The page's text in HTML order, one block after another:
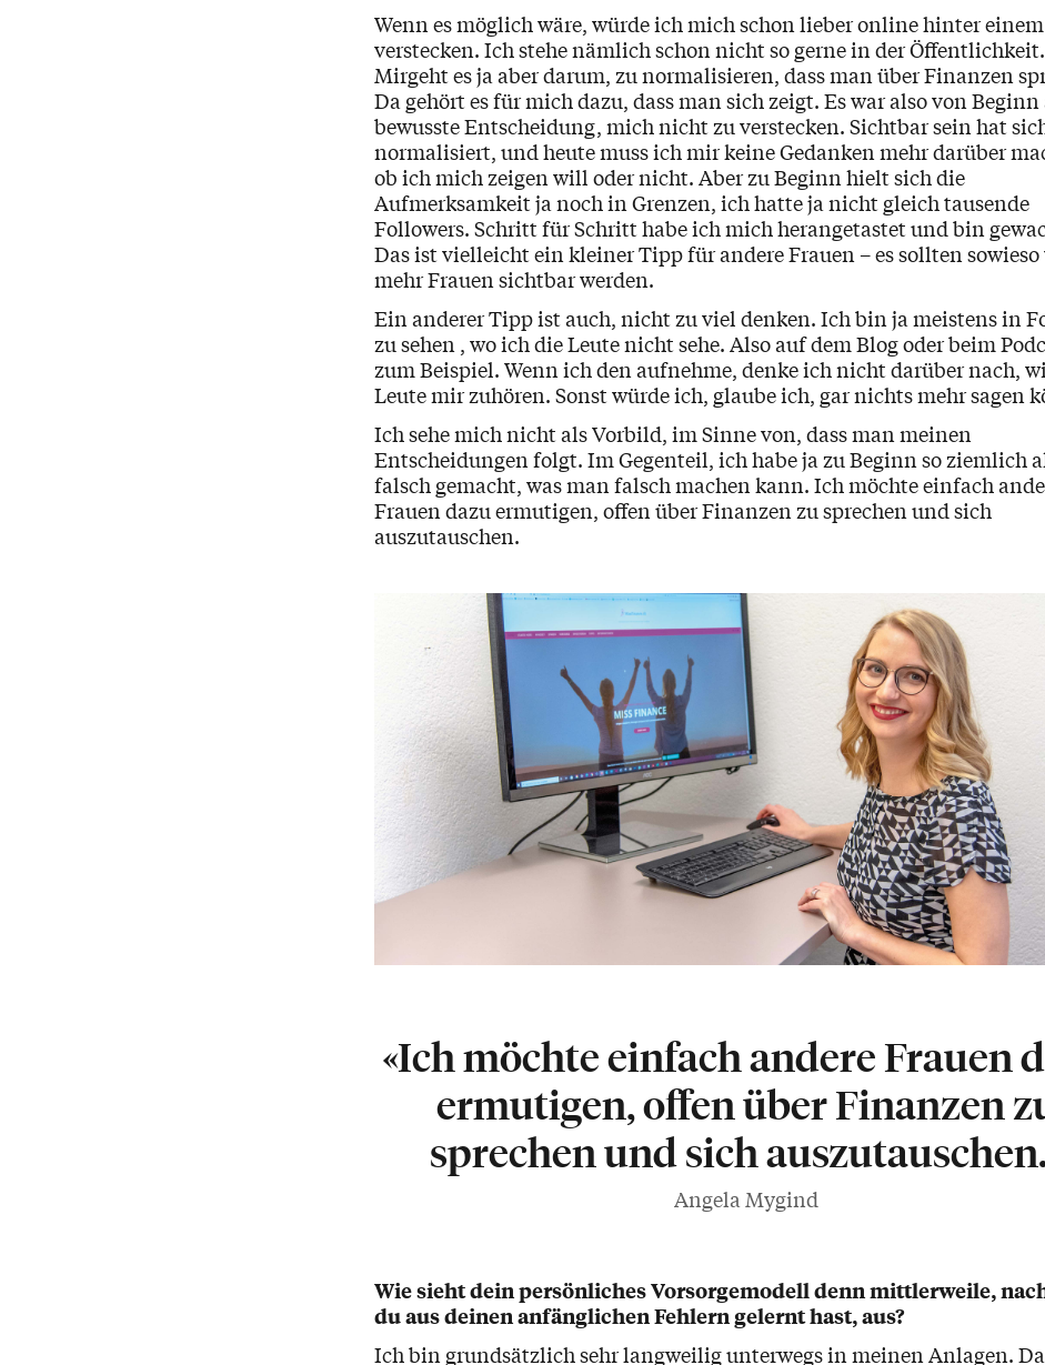
Wenn es möglich wäre, würde ich mich schon lieber online hinter
verstecken. Ich stehe nämlich schon nicht so gerne in der Öffentlichkeit.
Mirgeht es ja aber darum, zu normalisieren, dass man über Finanzen
Da gehört es für mich dazu, dass man sich zeigt. Es war also von
bewusste Entscheidung, mich nicht zu verstecken. Sichtbar sein hat
normalisiert, und heute muss ich mir keine Gedanken mehr darüber
ob ich mich zeigen will oder nicht. Aber zu Beginn hielt sich die
Aufmerksamkeit ja noch in Grenzen, ich hatte ja nicht gleich tausende
Followers. Schritt für Schritt habe ich mich herangetastet und bin
Das ist vielleicht ein kleiner Tipp für andere Frauen – es sollten sowieso
mehr Frauen sichtbar werden.
Ein anderer Tipp ist auch, nicht zu viel denken. Ich bin ja meistens in
zu sehen , wo ich die Leute nicht sehe. Also auf dem Blog oder beim
zum Beispiel. Wenn ich den aufnehme, denke ich nicht darüber nach,
Leute mir zuhören. Sonst würde ich, glaube ich, gar nichts mehr sagen
Ich sehe mich nicht als Vorbild, im Sinne von, dass man meinen
Entscheidungen folgt. Im Gegenteil, ich habe ja zu Beginn so ziemlich
falsch gemacht, was man falsch machen kann. Ich möchte einfach
Frauen dazu ermutigen, offen über Finanzen zu sprechen und sich
auszutauschen.
«Ich möchte einfach andere Frauen
ermutigen, offen über Finanzen
sprechen und sich
Angela Mygind
Wie sieht dein persönliches Vorsorgemodell denn mittlerweile,
du aus deinen anfänglichen Fehlern gelernt hast, aus?
Ich bin grundsätzlich sehr langweilig unterwegs in meinen Anlagen.